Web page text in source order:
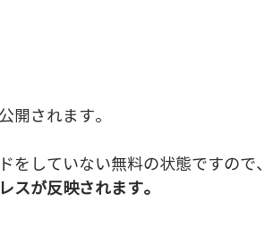
開されます。
をしていない無料の状態ですので、
スが反映されます。